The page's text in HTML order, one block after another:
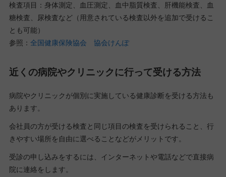
検査項目：身体測定、血圧測定、血中脂質検査、肝機能検査、血
糖検査、尿検査など（用意されている検査以外を追加で受けるこ
とも可能）
参照： 全国健康保険協会 協会けんぽ
近くの病院やクリニックに行って受ける方法
病院やクリニックが個別に実施している健康診断を受ける方法も
あります。
会社員の方が受ける検査と同じ項目の検査を受けられること、行
きやすい場所を自由に選べることなどがメリットです。
受診の申し込みをするには、インターネットや電話などで直接病
院に連絡をします。